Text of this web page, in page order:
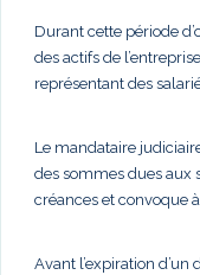
Durant cette période
des actifs de
représentant des
Le mandataire
des sommes dues aux
créances et convoque
Avant l’expiration